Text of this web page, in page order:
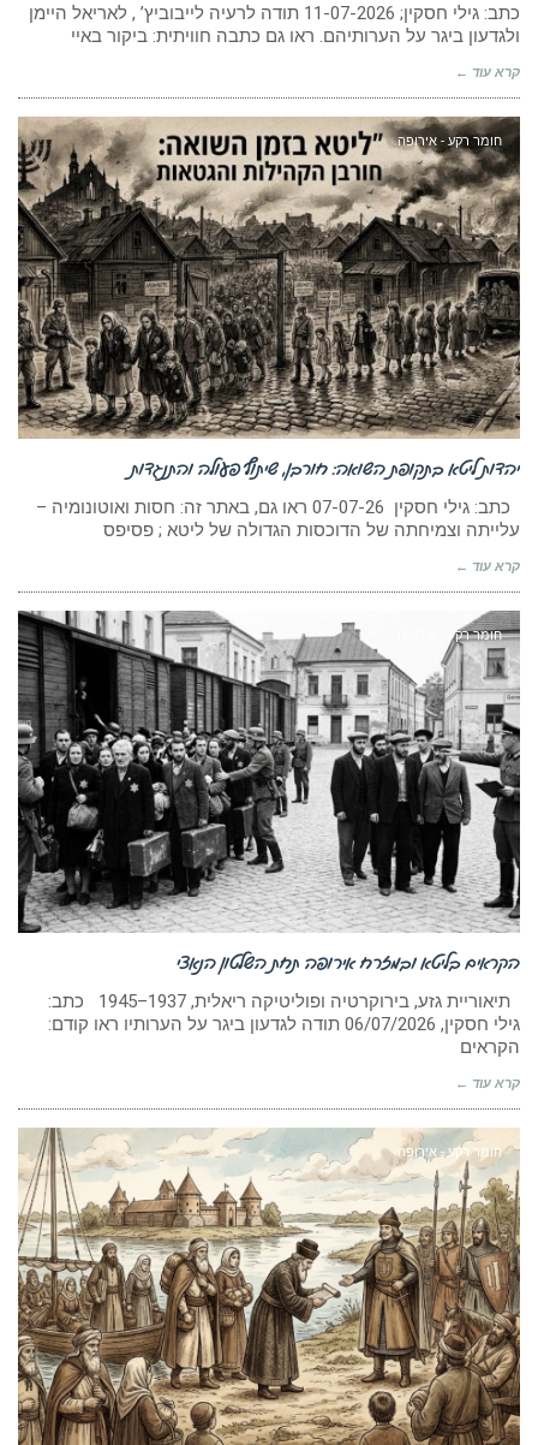
כתב: גילי חסקין; 11-07-2026 תודה לרעיה לייבוביץ’ , לאריאל היימן
ולגדעון ביגר על הערותיהם. ראו גם כתבה חוויתית: ביקור באיי
קרא עוד ←
חומר רקע - אירופה
יהדות ליטא בתקופת השואה: חורבן, שיתוף פעולה והתנגדות
כתב: גילי חסקין 07-07-26 ראו גם, באתר זה: חסות ואוטונומיה –
עלייתה וצמיחתה של הדוכסות הגדולה של ליטא ; פסיפס
קרא עוד ←
חומר רקע - אירופה
הקראים בליטא ובמזרח אירופה תחת השלטון הנאצי
תיאוריית גזע, בירוקרטיה ופוליטיקה ריאלית, 1937–1945 כתב:
גילי חסקין, ‏06/07/2026 תודה לגדעון ביגר על הערותיו ראו קודם:
הקראים
קרא עוד ←
חומר רקע - אירופה